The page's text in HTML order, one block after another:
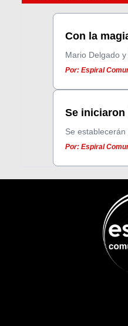
Con la
Mario Delgado
Por: Espiral
Se iniciaron
Se
Por: Espiral